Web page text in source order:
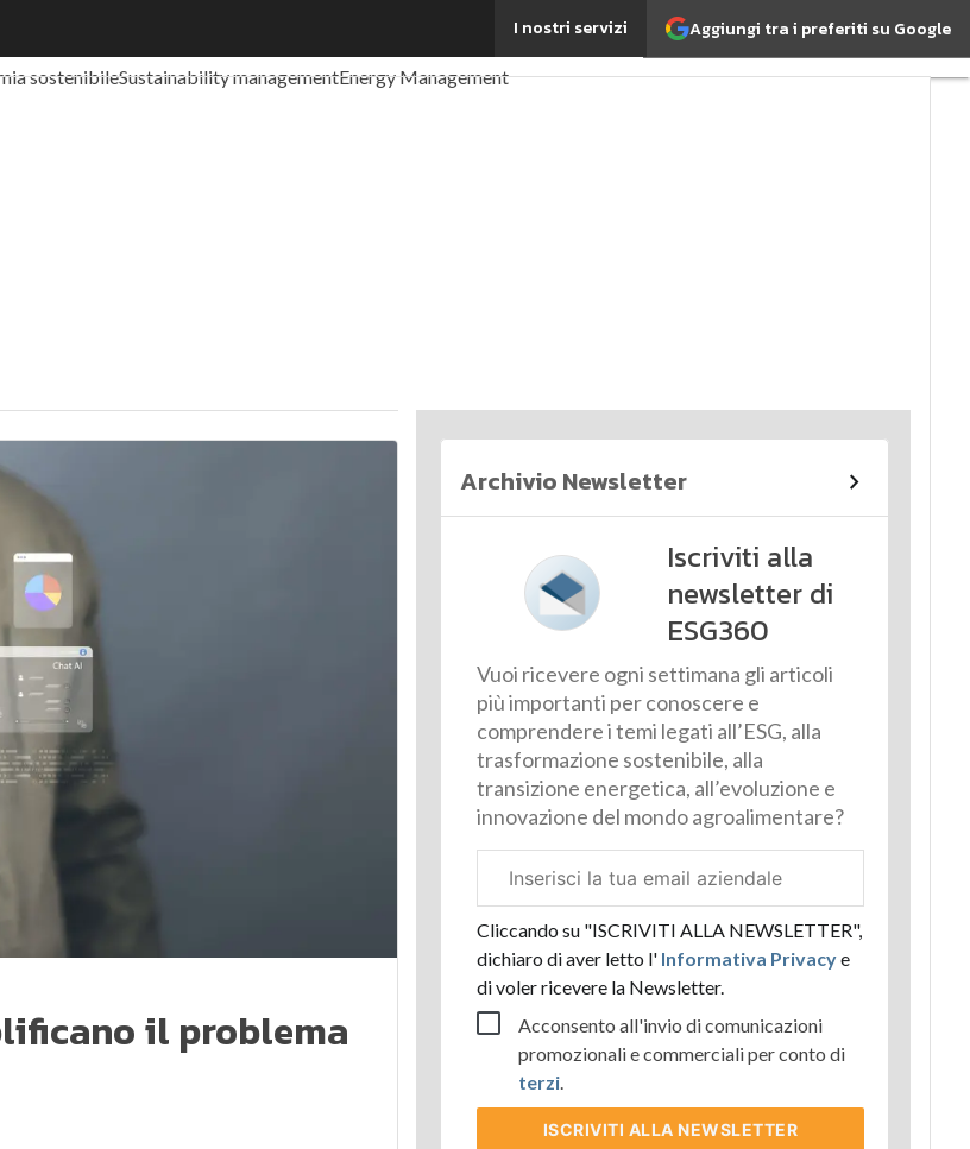
Aggiungi tra i preferiti su Google
I nostri servizi
Sostenibilità: perché è importante?
sostenibileSustainability managementEnergy Management
il problema
Archivio Newsletter
Iscriviti alla
newsletter di
ESG360
Vuoi ricevere ogni settimana gli articoli
più importanti per conoscere e
comprendere i temi legati all’ESG, alla
trasformazione sostenibile, alla
transizione energetica, all’evoluzione e
innovazione del mondo agroalimentare?
aziendale
Cliccando su "ISCRIVITI ALLA NEWSLETTER",
dichiaro di aver letto l'Informativa Privacye
di voler ricevere la Newsletter.
Acconsento all'invio di comunicazioni
promozionali e commerciali per conto di
terzi.
ISCRIVITI ALLA NEWSLETTER